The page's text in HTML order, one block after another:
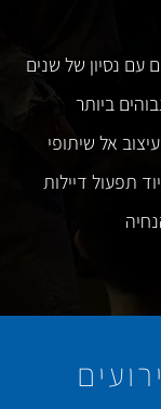
עם נסיון של שנים
ביותר
אל שיתופי
תפעול דיילות